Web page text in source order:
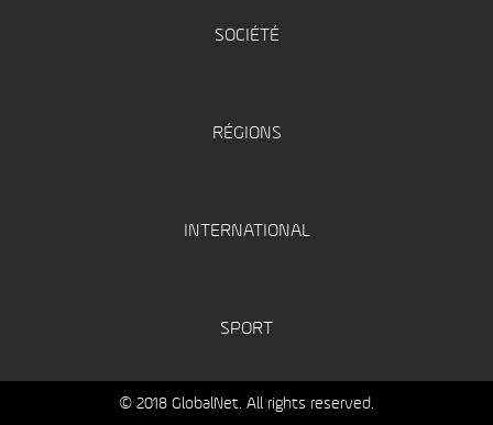
SOCIÉTÉ
RÉGIONS
INTERNATIONAL
SPORT
© 2018 GlobalNet. All rights reserved.